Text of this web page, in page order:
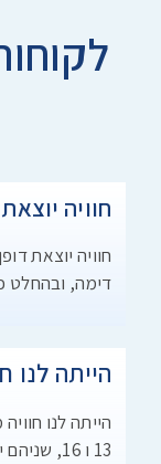
חוויה
חוויה יוצאת
דימה, ובהחלט
הייתה לנו
הייתה לנו
13 ו 16,